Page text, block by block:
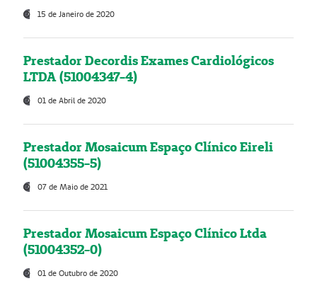
15 de Janeiro de 2020
Prestador Decordis Exames Cardiológicos
LTDA (51004347-4)
01 de Abril de 2020
Prestador Mosaicum Espaço Clínico Eireli
(51004355-5)
07 de Maio de 2021
Prestador Mosaicum Espaço Clínico Ltda
(51004352-0)
01 de Outubro de 2020